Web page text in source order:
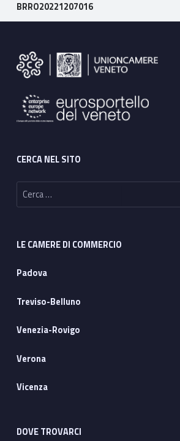
BRRO20221207016
CERCA NEL SITO
Ricerca per:
LE CAMERE DI COMMERCIO
Padova
Treviso-Belluno
Venezia-Rovigo
Verona
Vicenza
DOVE TROVARCI